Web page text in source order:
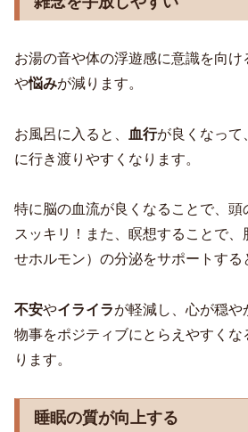
お湯の音や体の浮遊感に意識を向け
や悩みが減ります。
お風呂に入ると、 血行が良くなって
に行き渡りやすくなります。
特に脳の血流が良くなることで、頭
スッキリ！また、瞑想することで、
せホルモン）の分泌をサポートする
不安やイライラが軽減し、心が穏や
物事をポジティブにとらえやすくな
ります。
睡眠の質が向上する